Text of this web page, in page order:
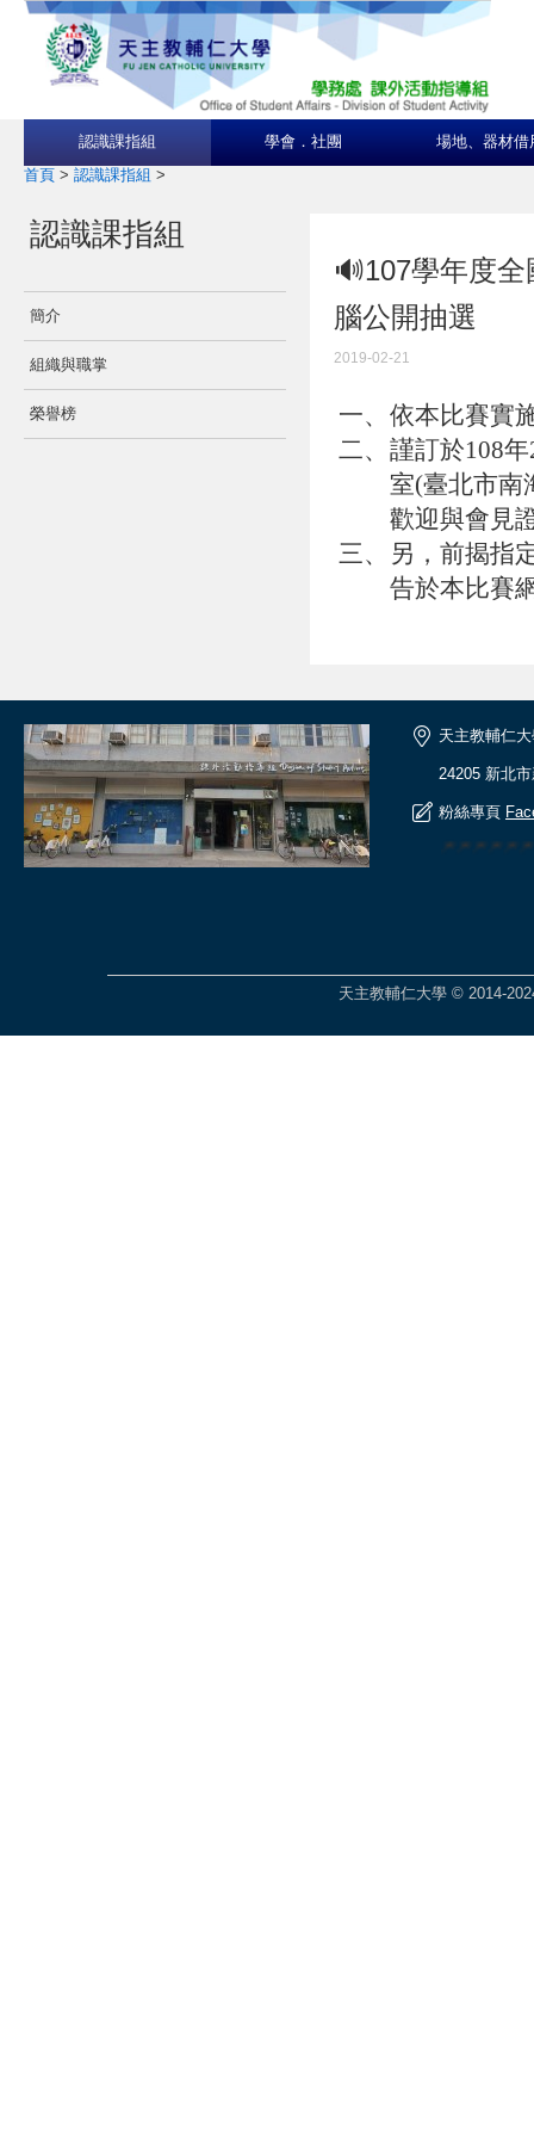
認識課指組 學會．社團 場地、器材借
首頁 > 認識課指組 >
認識課指組
簡介
組織與職掌
榮譽榜
🔊107學年度
腦公開抽選
2019-02-21
一、 依本比賽實
二、 謹訂於108
室(臺北市南
歡迎與會見
三、
另，前揭指
告於本比賽
天主教輔仁
24205 新北
粉絲專頁
天主教輔仁大學 © 2014-